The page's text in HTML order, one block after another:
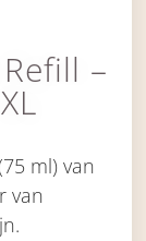
–
ml) van
van